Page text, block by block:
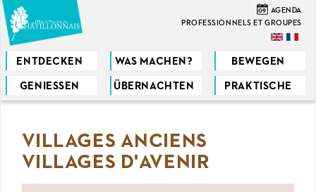
Direkt
zum
Inhalt
09 AGENDA
PROFESSIONNELS ET GROUPES
ENTDECKEN WAS MACHEN? BEWEGEN
GENIESSEN ÜBERNACHTEN PRAKTISCHE
Sie
hierVILLAGES ANCIENS
VILLAGES D'AVENIR